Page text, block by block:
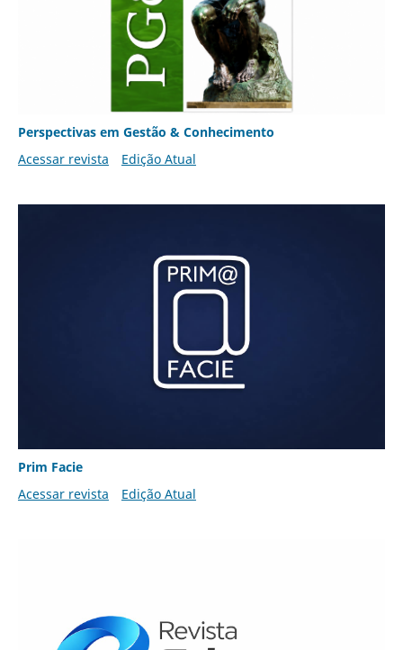
Perspectivas em Gestão & Conhecimento
Acessar revista
Edição Atual
Prim Facie
Acessar revista
Edição Atual